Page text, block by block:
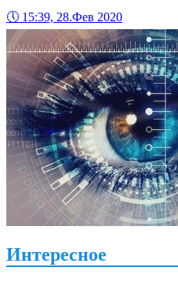
🕔 15:39, 28.Фев 2020
Интересное